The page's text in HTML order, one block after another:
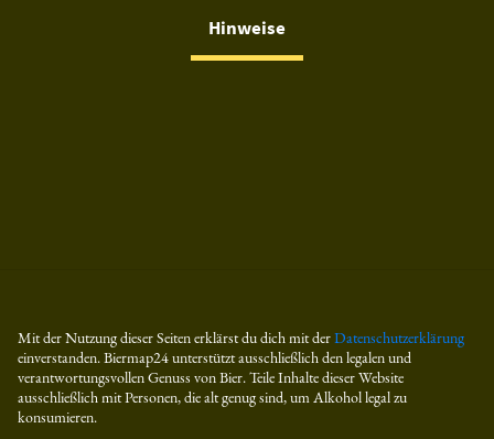
Hinweise
Mit der Nutzung dieser Seiten erklärst du dich mit derDatenschutzerklärung
einverstanden. Biermap24 unterstützt ausschließlich den legalen und
verantwortungsvollen Genuss von Bier. Teile Inhalte dieser Website
ausschließlich mit Personen, die alt genug sind, um Alkohol legal zu
konsumieren.